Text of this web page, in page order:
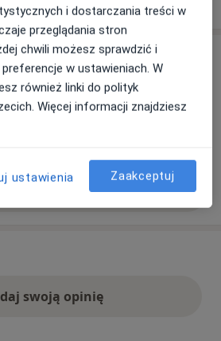
akceptowanych
wyłącznie pacjentów
wizytę samodzielnie lub
który akceptuje Twoje
według ubezpieczenia
swoją opinię
i dostarczania treści w
przeglądania stron
chwili możesz sprawdzić i
w ustawieniach. W
również linki do polityk
Więcej informacji znajdziesz
ustawienia Zaakceptuj